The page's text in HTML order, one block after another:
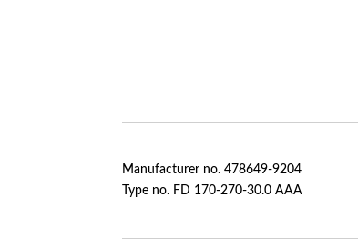
Manufacturer no. 478649-9204
Type no. FD 170-270-30.0 AAA